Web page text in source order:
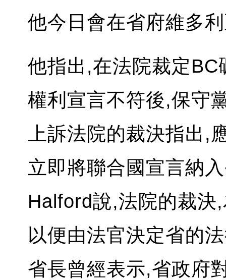
他今日會在省府維多
他指出,在法院裁定
權利宣言不符後,保守
上訴法院的裁決指出,
立即將聯合國宣言納
Halford說,法院的裁決
以便由法官決定省的
省長曾經表示,省政府